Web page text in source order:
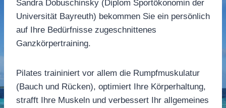
Sandra Dobuschinsky (Diplom Sportökonomin der
Universität Bayreuth) bekommen Sie ein persönlich
auf Ihre Bedürfnisse zugeschnittenes
Ganzkörpertraining.
Pilates traininiert vor allem die Rumpfmuskulatur
(Bauch und Rücken), optimiert Ihre Körperhaltung,
strafft Ihre Muskeln und verbessert Ihr allgemeines